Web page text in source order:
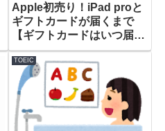
Apple初売り！iPad proと
ギフトカードが届くまで
【ギフトカードはいつ届
く？】
TOEIC